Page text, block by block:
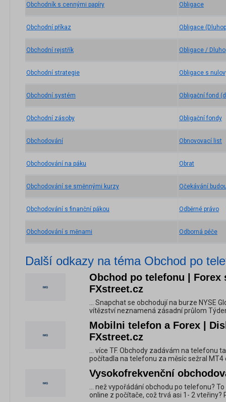
Obchodník s cennými papíry
Obchodní příkaz
Obchodní rejstřík
Obchodní strategie
Obchodní systém
Obchodní zásoby
Obchodování
Obchodování na páku
Obchodování se směnnými kurzy
Obchodování s finanční pákou
Obchodování s měnami
Obligace
Obligace
Obligace /
Obligace s
Obligační fond
Obligační fondy
Obnovovací list
Obrat
Očekávání
Odběrné právo
Odborná péče
Další odkazy na téma Obchod po
Obchod po telefonu |
FXstreet.cz
... Snapchat se obchodují na burze NYSE
vítězství neznamená zásadní průlom
Mobilni telefon a Forex |
FXstreet.cz
... více TF. Obchody zadávám na telefonu
počítadla na telefonu za měsíc sežral MT4
Vysokofrekvenční
... než vypořádání obchodu po telefonu?
online z počítače, což trvá asi 1- 2 vteřiny?